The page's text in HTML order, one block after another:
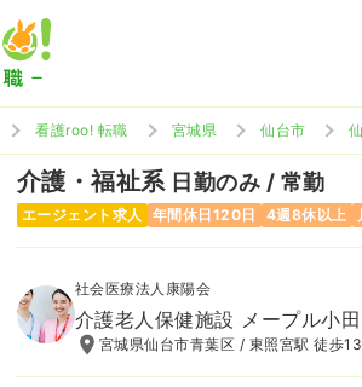
看護roo! 転職 宮城県 仙台市
介護・福祉系 日勤のみ / 常勤
エージェント求人 年間休日120日 4週8休以上
社会医療法人康陽会
介護老人保健施設 メープル小田
宮城県仙台市青葉区 / 東照宮駅 徒歩